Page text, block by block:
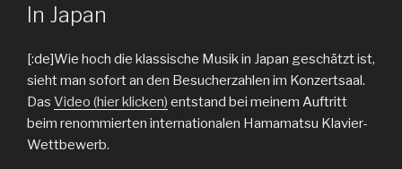
In Japan
[:de]Wie hoch die klassische Musik in Japan geschätzt ist,
sieht man sofort an den Besucherzahlen im Konzertsaal.
Das Video (hier klicken) entstand bei meinem Auftritt
beim renommierten internationalen Hamamatsu Klavier-
Wettbewerb.